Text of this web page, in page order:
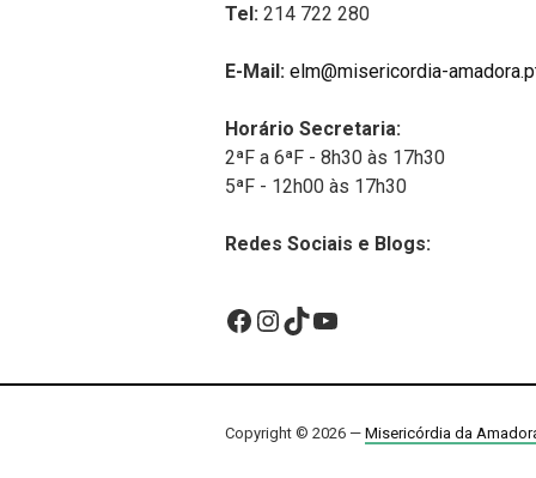
Tel:214 722 280
E-Mail: elm@misericordia-
Horário Secretaria:
2ªF a 6ªF - 8h30 às 17h30
5ªF - 12h00 às 17h30
Redes Sociais e Blogs:
Facebook
Instagram
TikTok
YouTube
Copyright © 2026 — Misericórdia da